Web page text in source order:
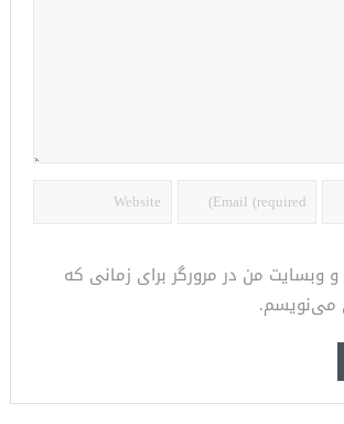
و وبسایت من در مرورگر برای زمانی که
می‌نویسم.